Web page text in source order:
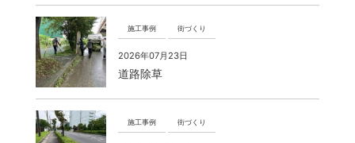
施工事例 街づくり
2026年07月23日
道路除草
施工事例 街づくり